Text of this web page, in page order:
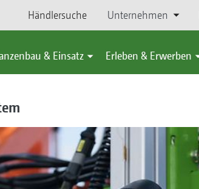
Händlersuche Unternehmen
& Einsatz Erleben & Erwerben